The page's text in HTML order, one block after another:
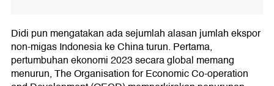
Didi pun mengatakan ada sejumlah alasan jumlah ekspor
non-migas Indonesia ke China turun. Pertama,
pertumbuhan ekonomi 2023 secara global memang
menurun, The Organisation for Economic Co-operation